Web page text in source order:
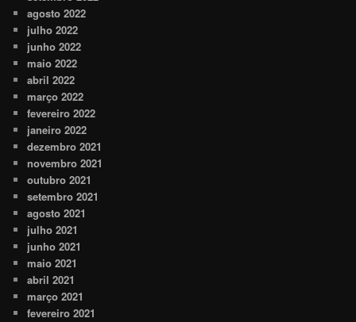
agosto 2022
julho 2022
junho 2022
maio 2022
abril 2022
março 2022
fevereiro 2022
janeiro 2022
dezembro 2021
novembro 2021
outubro 2021
setembro 2021
agosto 2021
julho 2021
junho 2021
maio 2021
abril 2021
março 2021
fevereiro 2021